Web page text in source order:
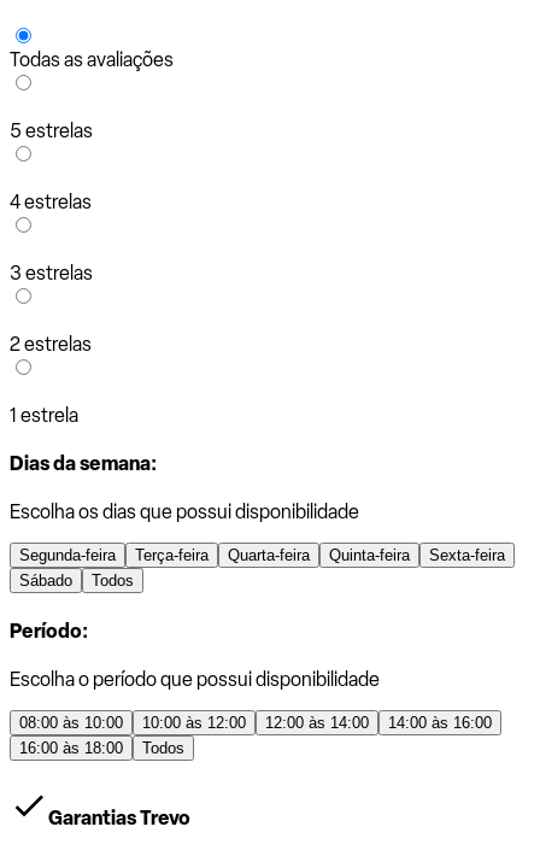
Todas as avaliações
5 estrelas
4 estrelas
3 estrelas
2 estrelas
1 estrela
Dias da semana:
Escolha os dias que possui disponibilidade
Segunda-feira Terça-feira Quarta-feira Quinta-feira
Sexta-feira
Sábado
Todos
Período:
Escolha o período que possui disponibilidade
08:00 às 10:00 10:00 às 12:00 12:00 às 14:00
14:00 às 16:00
16:00 às 18:00
Todos
Garantias Trevo